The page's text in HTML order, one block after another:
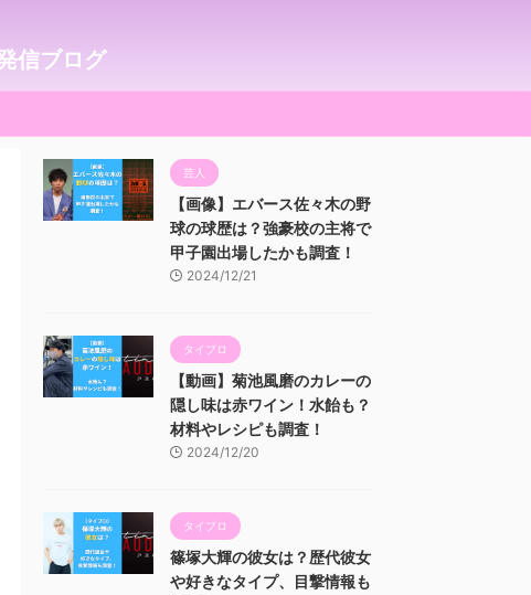
信ブログ
芸人
【画像】エバース佐々木の野
球の球歴は？強豪校の主将で
甲子園出場したかも調査！
2024/12/21
タイプロ
【動画】菊池風磨のカレーの
隠し味は赤ワイン！水飴も？
材料やレシピも調査！
2024/12/20
タイプロ
篠塚大輝の彼女は？歴代彼女
や好きなタイプ、目撃情報も